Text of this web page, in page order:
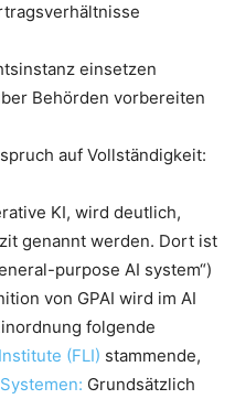
einsetzen
Behörden vorbereiten
auf Vollständigkeit:
KI, wird deutlich,
genannt werden. Dort ist
purpose AI system“)
von GPAI wird im AI
folgende
(FLI) stammende,
Grundsätzlich